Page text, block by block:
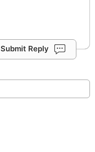
Submit Reply